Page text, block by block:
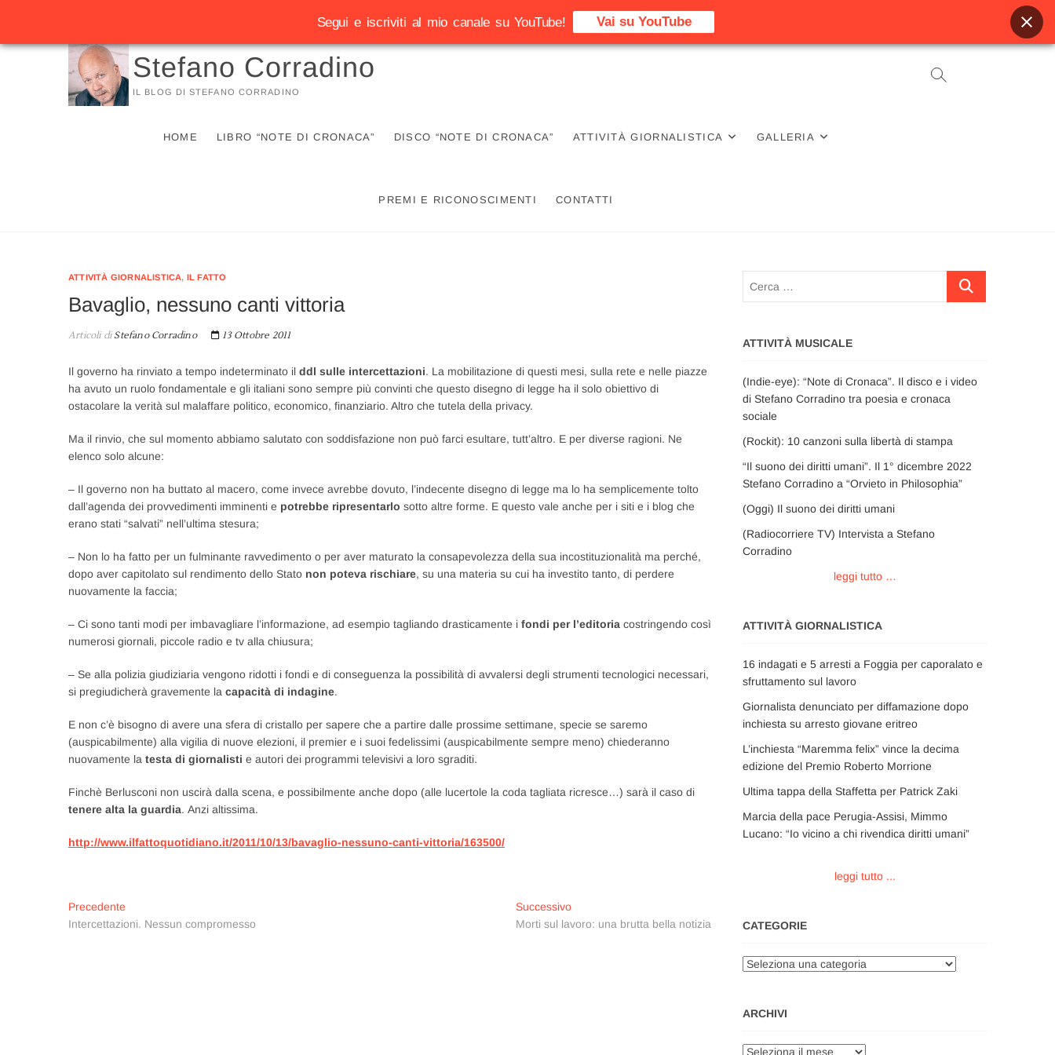
Vai
Stefano Corradino
IL BLOG DI STEFANO CORRADINO
HOME LIBRO “NOTE DI CRONACA” DISCO “NOTE DI CRONACA” ATTIVITÀ GIORNALISTICA GALLERIA
PREMI E RICONOSCIMENTI CONTATTI
ATTIVITÀ GIORNALISTICA, IL FATTO
Bavaglio, nessuno canti vittoria
Articoli diStefano Corradino 13 Ottobre 2011
Il governo ha rinviato a tempo indeterminato il ddl sulle intercettazioni. La mobilitazione di questi mesi, sulla rete e nelle piazze
ha avuto un ruolo fondamentale e gli italiani sono sempre più convinti che questo disegno di legge ha il solo obiettivo di
ostacolare la verità sul malaffare politico, economico, finanziario. Altro che tutela della privacy.
Ma il rinvio, che sul momento abbiamo salutato con soddisfazione non può farci esultare, tutt’altro. E per diverse ragioni. Ne
elenco solo alcune:
– Il governo non ha buttato al macero, come invece avrebbe dovuto, l’indecente disegno di legge ma lo ha semplicemente tolto
dall’agenda dei provvedimenti imminenti e potrebbe ripresentarlo sotto altre forme. E questo vale anche per i siti e i blog che
erano stati “salvati” nell’ultima stesura;
– Non lo ha fatto per un fulminante ravvedimento o per aver maturato la consapevolezza della sua incostituzionalità ma perché,
dopo aver capitolato sul rendimento dello Stato non poteva rischiare, su una materia su cui ha investito tanto, di perdere
nuovamente la faccia;
– Ci sono tanti modi per imbavagliare l’informazione, ad esempio tagliando drasticamente i fondi per l’editoria costringendo così
numerosi giornali, piccole radio e tv alla chiusura;
– Se alla polizia giudiziaria vengono ridotti i fondi e di conseguenza la possibilità di avvalersi degli strumenti tecnologici necessari,
si pregiudicherà gravemente la capacità di indagine.
E non c’è bisogno di avere una sfera di cristallo per sapere che a partire dalle prossime settimane, specie se saremo
(auspicabilmente) alla vigilia di nuove elezioni, il premier e i suoi fedelissimi (auspicabilmente sempre meno) chiederanno
nuovamente la testa di giornalisti e autori dei programmi televisivi a loro sgraditi.
Finchè Berlusconi non uscirà dalla scena, e possibilmente anche dopo (alle lucertole la coda tagliata ricresce…) sarà il caso di
tenere alta la guardia. Anzi altissima.
http://www.ilfattoquotidiano.it/2011/10/13/bavaglio-nessuno-canti-vittoria/163500/
Navigazione
articoli
Precedente
precedente:
Intercettazioni. Nessun compromesso
SuccessivoArticolo
successivo:
Morti sul lavoro: una brutta bella notizia
Cerca
ATTIVITÀ MUSICALE
(Indie-eye): “Note di Cronaca”. Il disco e i video
di Stefano Corradino tra poesia e cronaca
sociale
(Rockit): 10 canzoni sulla libertà di stampa
“Il suono dei diritti umani”. Il 1° dicembre 2022
Stefano Corradino a “Orvieto in Philosophia”
(Oggi) Il suono dei diritti umani
(Radiocorriere TV) Intervista a Stefano
Corradino
leggi tutto …
ATTIVITÀ GIORNALISTICA
16 indagati e 5 arresti a Foggia per caporalato e
sfruttamento sul lavoro
Giornalista denunciato per diffamazione dopo
inchiesta su arresto giovane eritreo
L’inchiesta “Maremma felix” vince la decima
edizione del Premio Roberto Morrione
Ultima tappa della Staffetta per Patrick Zaki
Marcia della pace Perugia-Assisi, Mimmo
Lucano: “Io vicino a chi rivendica diritti umani”
leggi tutto ...
CATEGORIE
Categorie
ARCHIVI
Archivi
Segui e iscriviti al mio canale su YouTube! Vai su YouTube